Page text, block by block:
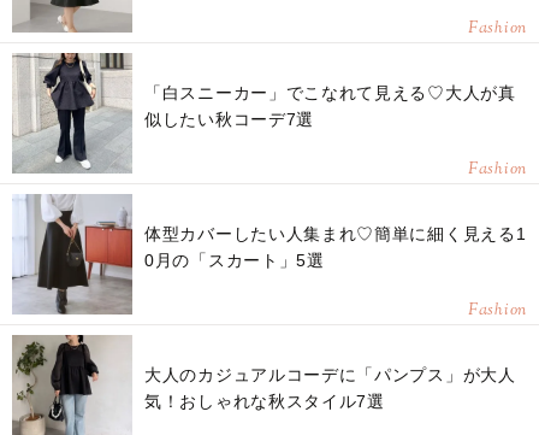
Fashion
「白スニーカー」でこなれて見える♡大人が真
似したい秋コーデ7選
Fashion
体型カバーしたい人集まれ♡簡単に細く見える1
0月の「スカート」5選
Fashion
大人のカジュアルコーデに「パンプス」が大人
気！おしゃれな秋スタイル7選